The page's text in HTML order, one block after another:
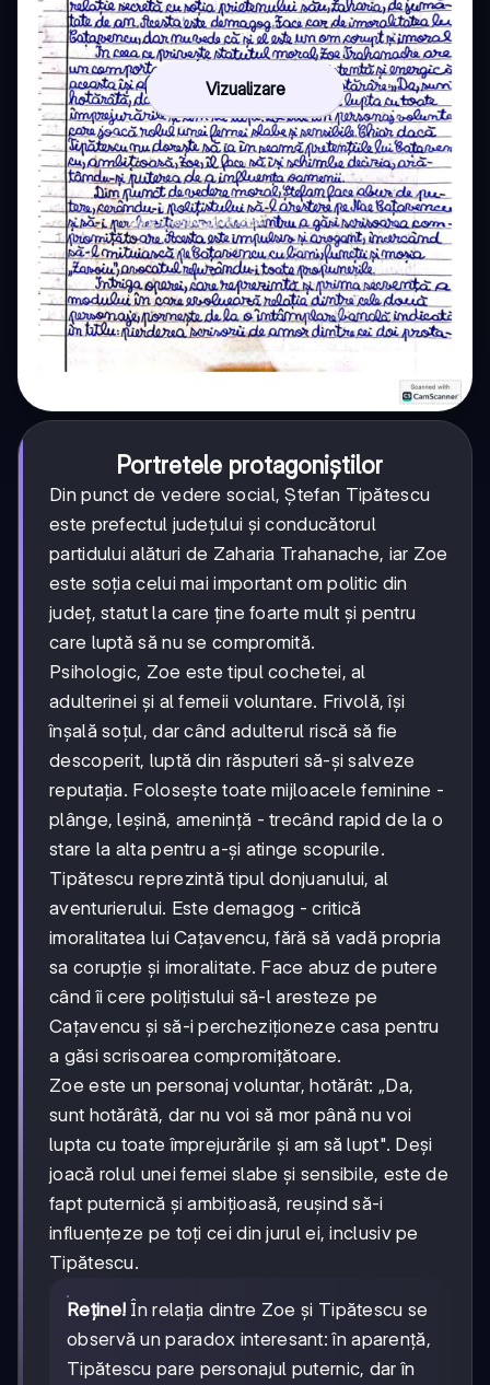
Vizualizare
Portretele protagoniștilor
Din punct de vedere social, Ștefan Tipătescu
este prefectul județului și conducătorul
partidului alături de Zaharia Trahanache, iar Zoe
este soția celui mai important om politic din
județ, statut la care ține foarte mult și pentru
care luptă să nu se compromită.
Psihologic, Zoe este tipul cochetei, al
adulterinei și al femeii voluntare. Frivolă, își
înșală soțul, dar când adulterul riscă să fie
descoperit, luptă din răsputeri să-și salveze
reputația. Folosește toate mijloacele feminine -
plânge, leșină, amenință - trecând rapid de la o
stare la alta pentru a-și atinge scopurile.
Tipătescu reprezintă tipul donjuanului, al
aventurierului. Este demagog - critică
imoralitatea lui Cațavencu, fără să vadă propria
sa corupție și imoralitate. Face abuz de putere
când îi cere polițistului să-l aresteze pe
Cațavencu și să-i percheziționeze casa pentru
a găsi scrisoarea compromițătoare.
Zoe este un personaj voluntar, hotărât: „Da,
sunt hotărâtă, dar nu voi să mor până nu voi
lupta cu toate împrejurările și am să lupt". Deși
joacă rolul unei femei slabe și sensibile, este de
fapt puternică și ambițioasă, reușind să-i
influențeze pe toți cei din jurul ei, inclusiv pe
Tipătescu.
Reține! În relația dintre Zoe și Tipătescu se
observă un paradox interesant: în aparență,
Tipătescu pare personajul puternic, dar în